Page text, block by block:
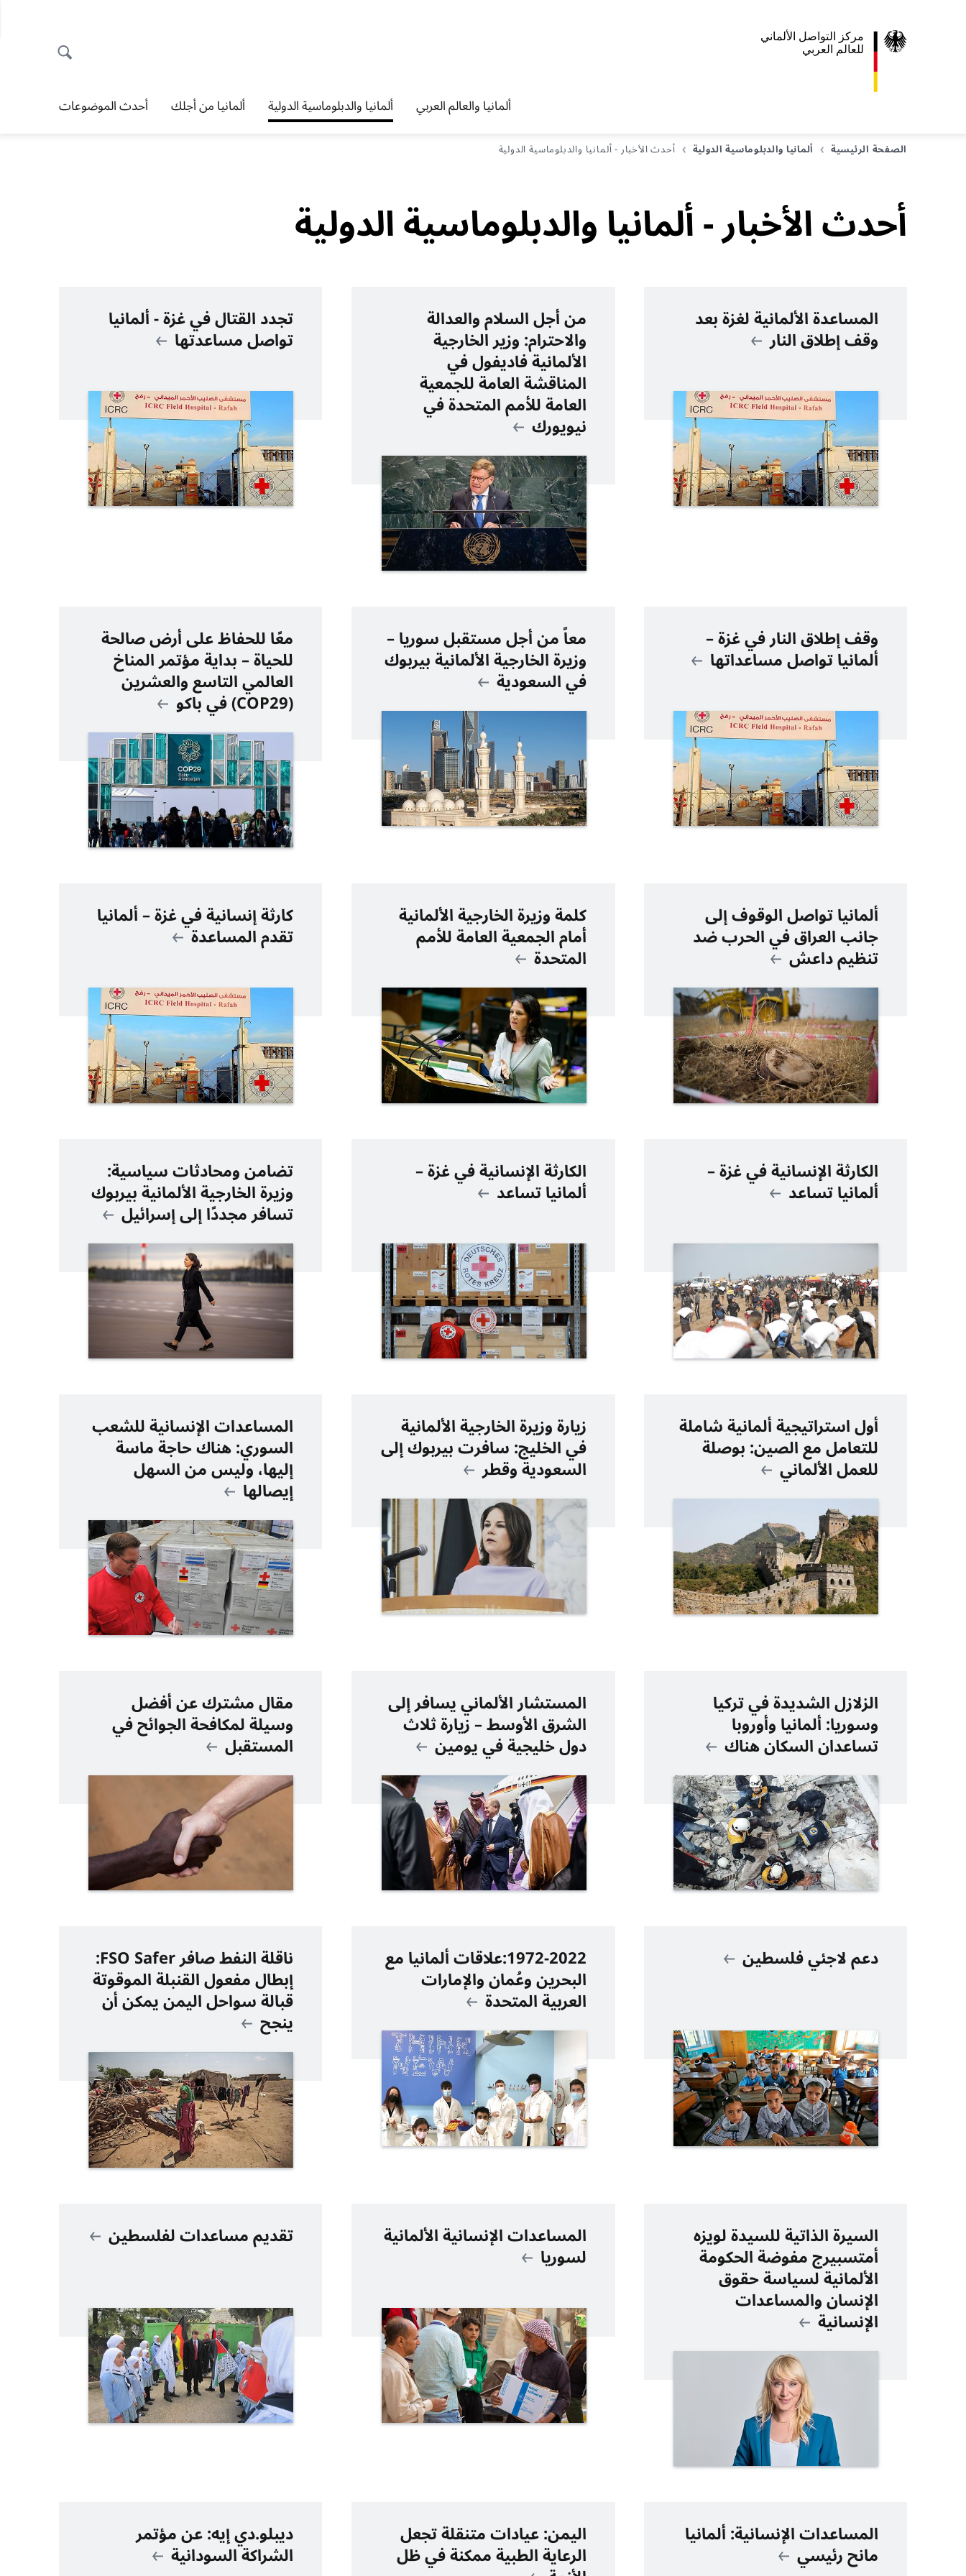
مركز التواصل الألماني
للعالم العربي
ألمانيا والعالم العربي ألمانيا والدبلوماسية الدولية ألمانيا من أجلك أحدث الموضوعات
الصفحة الرئيسية ألمانيا والدبلوماسية الدولية أحدث الأخبار - ألمانيا والدبلوماسية الدولية
أحدث الأخبار - ألمانيا والدبلوماسية الدولية
المساعدة الألمانية لغزة بعد
وقف إطلاق النار
من أجل السلام والعدالة
والاحترام: وزير الخارجية
الألمانية فاديفول في
المناقشة العامة للجمعية
العامة للأمم المتحدة في
نيويورك
تجدد القتال في غزة - ألمانيا
تواصل مساعدتها
وقف إطلاق النار في غزة –
ألمانيا تواصل مساعداتها
معاً من أجل مستقبل سوريا –
وزيرة الخارجية الألمانية بيربوك
في السعودية
معًا للحفاظ على أرض صالحة
للحياة – بداية مؤتمر المناخ
العالمي التاسع والعشرين
(COP29) في باكو
ألمانيا تواصل الوقوف إلى
جانب العراق في الحرب ضد
تنظيم داعش
كلمة وزيرة الخارجية الألمانية
أمام الجمعية العامة للأمم
المتحدة
كارثة إنسانية في غزة – ألمانيا
تقدم المساعدة
الكارثة الإنسانية في غزة –
ألمانيا تساعد
الكارثة الإنسانية في غزة –
ألمانيا تساعد
تضامن ومحادثات سياسية:
وزيرة الخارجية الألمانية بيربوك
تسافر مجددًا إلى إسرائيل
أول استراتيجية ألمانية شاملة
للتعامل مع الصين: بوصلة
للعمل الألماني
زيارة وزيرة الخارجية الألمانية
في الخليج: سافرت بيربوك إلى
السعودية وقطر
المساعدات الإنسانية للشعب
السوري: هناك حاجة ماسة
إليها، وليس من السهل
إيصالها
الزلازل الشديدة في تركيا
وسوريا: ألمانيا وأوروبا
تساعدان السكان هناك
المستشار الألماني يسافر إلى
الشرق الأوسط – زيارة ثلاث
دول خليجية في يومين
مقال مشترك عن أفضل
وسيلة لمكافحة الجوائح في
المستقبل
دعم لاجئي فلسطين 1972-2022:علاقات ألمانيا مع
البحرين وعُمان والإمارات
العربية المتحدة
ناقلة النفط صافر FSO Safer:
إبطال مفعول القنبلة الموقوتة
قبالة سواحل اليمن يمكن أن
ينجح
السيرة الذاتية للسيدة لويزه
أمتسبيرج مفوضة الحكومة
الألمانية لسياسة حقوق
الإنسان والمساعدات
الإنسانية
المساعدات الإنسانية الألمانية
لسوريا
تقديم مساعدات لفلسطين
المساعدات الإنسانية: ألمانيا
مانح رئيسي
اليمن: عيادات متنقلة تجعل
الرعاية الطبية ممكنة في ظل
ديبلو.دي إيه: عن مؤتمر
الشراكة السودانية